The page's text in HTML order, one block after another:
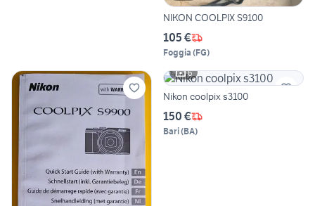
NIKON COOLPIX S9100
105 €
Foggia (FG)
6
Nikon coolpix s3100
150 €
Bari(BA)